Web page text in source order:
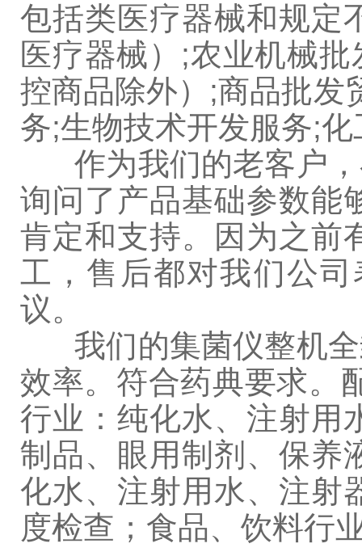
包括类医疗器械和规定
医疗器械）;农业机械
控商品除外）;商品批发
务;生物技术开发服务;
作为我们的老客户，
询问了产品基础参数能
肯定和支持。因为之前
工，售后都对我们公
议。
我们的集菌仪整机全
效率。符合药典要求。
行业：纯化水、注射用
制品、眼用制剂、保养
化水、注射用水、注射
度检查；食品、饮料行